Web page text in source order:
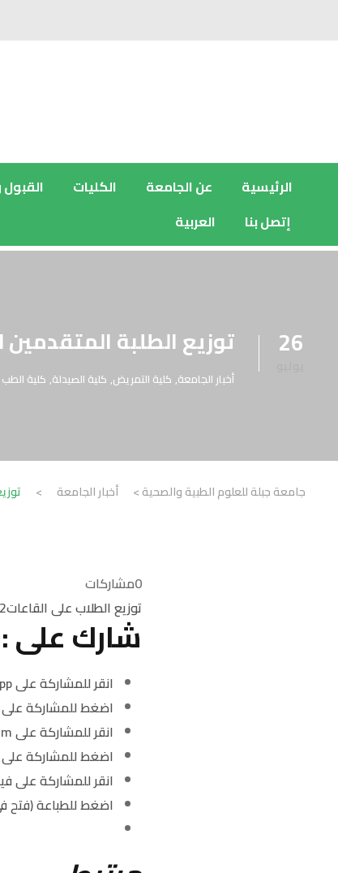
الرئيسية عن الجامعة الكليات
إتصل بنا
العربية
26 توزيع الطلبة
أخبار الجامعة, كلية التمريض, كلية الصيدلة, كلية
جامعة جبلة للعلوم الطبية والصحية> أخبار الجامعة >
0مشاركات
توزيع الطلاب على القاعات2
شارك على :
انقر للمشاركة على WhatsApp (فتح في نافذة جديدة)
اضغط للمشاركة على
انقر للمشاركة على Telegram (فتح في نافذة جديدة)
اضغط للمشاركة على Pinterest (فتح في نافذة جديدة)
انقر للمشاركة على
اضغط للطباعة (فتح